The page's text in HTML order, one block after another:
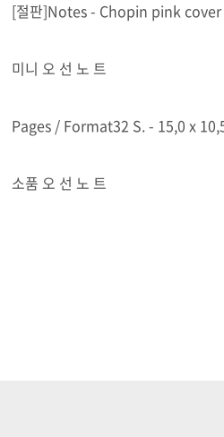
[절판]Notes - Chopin pink
미니 오 선 노 트
Pages / Format32 S. - 15,0 x
소품 오 선 노 트